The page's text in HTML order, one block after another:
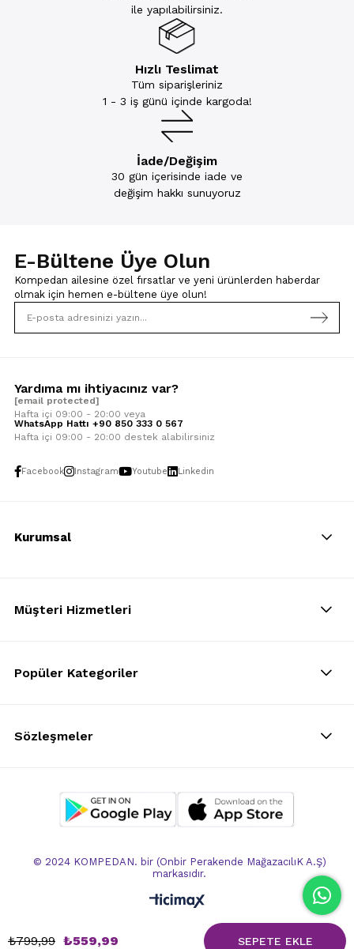
ile yapılabilirsiniz.
Hızlı Teslimat
Tüm siparişleriniz
1 - 3 iş günü içinde kargoda!
İade/Değişim
30 gün içerisinde iade ve
değişim hakkı sunuyoruz
E-Bültene Üye Olun
Kompedan ailesine özel fırsatlar ve yeni ürünlerden haberdar
olmak için hemen e-bültene üye olun!
Yardıma mı ihtiyacınız var?
[email protected]
Hafta içi 09:00 - 20:00 veya
WhatsApp Hattı +90 850 333 0 567
Hafta içi 09:00 - 20:00 destek alabilirsiniz
Facebook Instagram Youtube Linkedin
Kurumsal
Müşteri Hizmetleri
Popüler Kategoriler
Sözleşmeler
© 2024 KOMPEDAN. bir (Onbir Perakende MağazacılıK A.Ş)
markasıdır.
₺799,99 ₺559,99